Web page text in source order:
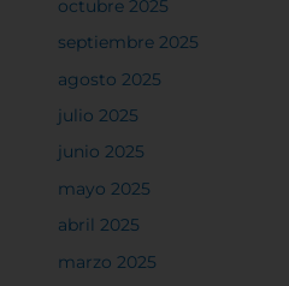
octubre 2025
septiembre 2025
agosto 2025
julio 2025
junio 2025
mayo 2025
abril 2025
marzo 2025